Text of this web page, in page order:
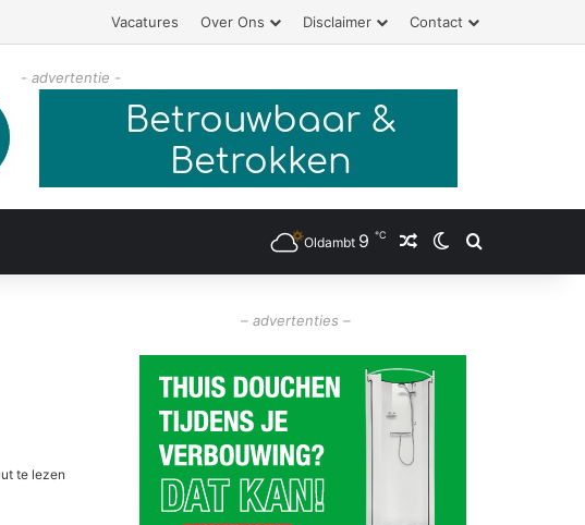
Vacatures Over Ons Disclaimer Contact
- advertentie -
Oldambt 9 ℃ Willekeurig artikel
Switch skin
Zoeken
te lezen
– advertenties –